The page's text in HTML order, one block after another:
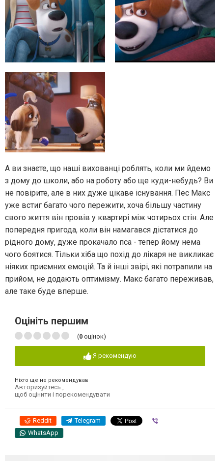
А ви знаєте, що наші вихованці роблять, коли ми йдемо
з дому до школи, або на роботу або ще куди-небудь? Ви
не повірите, але в них дуже цікаве існування. Пес Макс
уже встиг багато чого пережити, хоча більшу частину
свого життя він провів у квартирі між чотирьох стін. Але
попередня пригода, коли він намагався дістатися до
рідного дому, дуже прокачало пса - тепер йому нема
чого боятися. Тільки хіба що похід до лікаря не викликає
ніяких приємних емоцій. Та й інші звірі, які потрапили на
прийом, не додають оптимізму. Макс багато переживав,
але таке буде вперше.
Оцініть першим
(0 оцінок)
Я рекомендую
Ніхто ще не рекомендував
Авторизуйтесь
щоб оцінити і порекомендувати
Reddit Telegram
WhatsApp